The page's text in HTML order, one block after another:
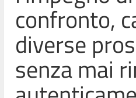
confronto,
diverse
senza mai